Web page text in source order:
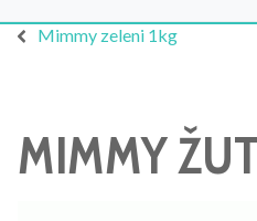
Mimmy zeleni 1kg
MIMMY